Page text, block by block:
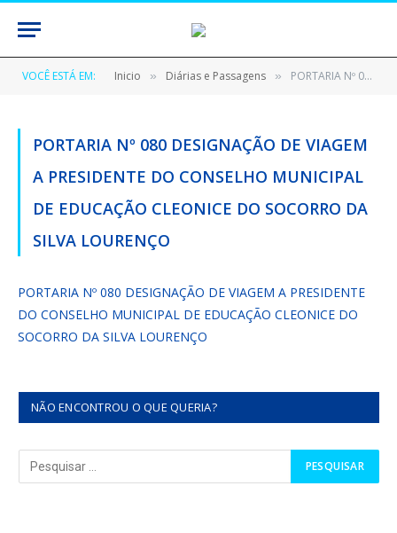
VOCÊ ESTÁ EM: Inicio » Diárias e Passagens » PORTARIA Nº 080 DESIGNAÇÃO DE VIAGEM A PRESIDENTE DO CONSELHO MUNICIPAL DE EDUCAÇÃO CLEONICE DO SOCORRO DA SILVA LOURENÇO
PORTARIA Nº 080 DESIGNAÇÃO DE VIAGEM
A PRESIDENTE DO CONSELHO MUNICIPAL
DE EDUCAÇÃO CLEONICE DO SOCORRO DA
SILVA LOURENÇO
PORTARIA Nº 080 DESIGNAÇÃO DE VIAGEM A PRESIDENTE
DO CONSELHO MUNICIPAL DE EDUCAÇÃO CLEONICE DO
SOCORRO DA SILVA LOURENÇO
NÃO ENCONTROU O QUE QUERIA?